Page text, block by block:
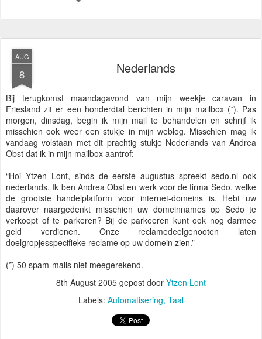
AUG
8 Nederlands
Bij terugkomst maandagavond van mijn weekje caravan in
Friesland zit er een honderdtal berichten in mijn mailbox (*). Pas
morgen, dinsdag, begin ik mijn mail te behandelen en schrijf ik
misschien ook weer een stukje in mijn weblog. Misschien mag ik
vandaag volstaan met dit prachtig stukje Nederlands van Andrea
Obst dat ik in mijn mailbox aantrof:
“Hoi Ytzen Lont, sinds de eerste augustus spreekt sedo.nl ook
nederlands. Ik ben Andrea Obst en werk voor de firma Sedo, welke
de grootste handelplatform voor internet-domeins is. Hebt uw
daarover naargedenkt misschien uw domeinnames op Sedo te
verkoopt of te parkeren? Bij de parkeeren kunt ook nog darmee
geld verdienen. Onze reclamedeelgenooten laten
doelgropjesspecifieke reclame op uw domein zien.”
(*) 50 spam-mails niet meegerekend.
8th August 2005 gepost door Ytzen Lont
Labels: Automatisering Taal